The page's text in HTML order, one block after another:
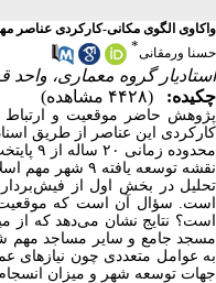
واکاوی الگوی مکانی-کارکردی عناصر مهم شهر
حسنا ورمقانی*
استادیار گروه معماری، واحد
چکیده:
(۴۴۲۸ مشاهده)
پژوهش حاضر موقعیت و
کارکردی این عناصر از طریق
نقشه توسعه‌
تحلیل در بخش اول از
است. سؤال آن است که موقعیت
است؟ نتایج نشان می‌دهد که از
مسجد جامع و سایر مساجد مهم
به عوامل متعددی چون نیازهای
جهات توسعه شهر و میزان